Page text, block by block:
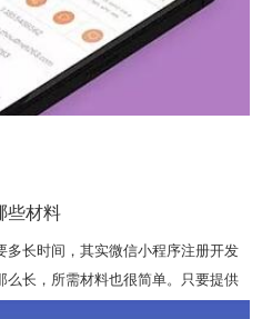
些材料
长时间，其实微信小程序注册开发
长，所需材料也很简单。只要提供
及商品的价格表等文件，找一家专业